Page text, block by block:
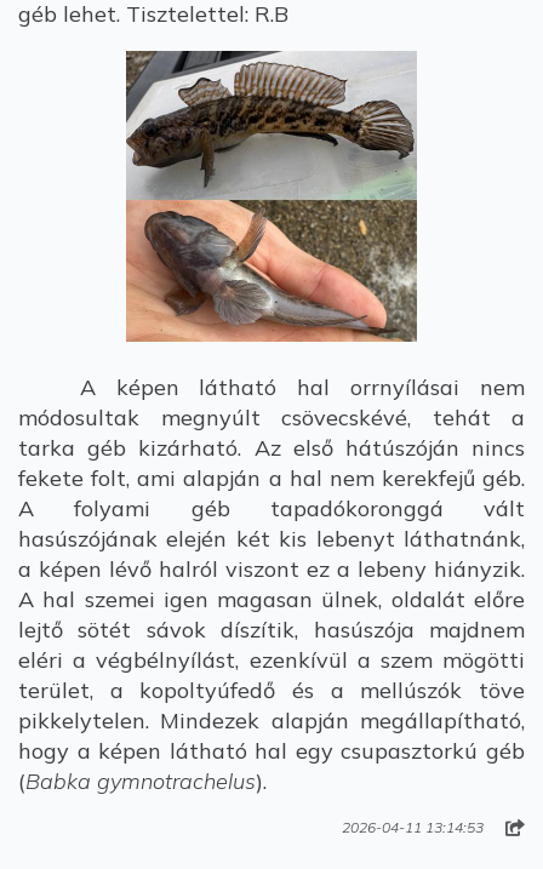
géb lehet. Tisztelettel: R.B
A képen látható hal orrnyílásai nem
módosultak megnyúlt csövecskévé, tehát a
tarka géb kizárható. Az első hátúszóján nincs
fekete folt, ami alapján a hal nem kerekfejű géb.
A folyami géb tapadókoronggá vált
hasúszójának elején két kis lebenyt láthatnánk,
a képen lévő halról viszont ez a lebeny hiányzik.
A hal szemei igen magasan ülnek, oldalát előre
lejtő sötét sávok díszítik, hasúszója majdnem
eléri a végbélnyílást, ezenkívül a szem mögötti
terület, a kopoltyúfedő és a mellúszók töve
pikkelytelen. Mindezek alapján megállapítható,
hogy a képen látható hal egy csupasztorkú géb
(Babka gymnotrachelus).
2026-04-11 13:14:53